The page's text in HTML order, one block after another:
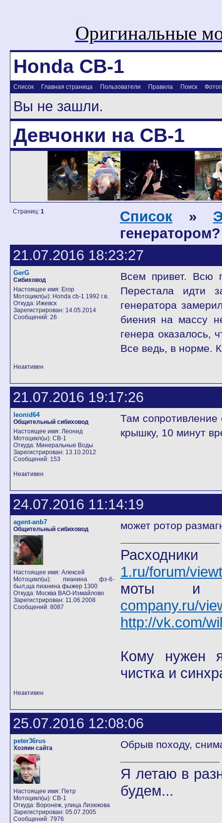
Оригинальные
Honda CB-1
Список Главная страница Пользователи Правила Поиск
Вы не зашли.
Девчонки на CB-1
Страниц: 1 Список »
генератором?
21.07.2016 18:23:27
GerG
Сибиховод
Настоящее имя: Егор
Мотоцикл(ы): Honda cb-1 1992 г.в.
Откуда: Ижевск
Зарегистрирован: 14.05.2014
Сообщений: 26
Всем привет. Всю
Перестала идти
генератора
биения на массу
генера оказалось,
Все ведь, в норме.
Неактивен
21.07.2016 19:17:26
leonid64
Общительный сибиховод
Настоящее имя: Леонид
Мотоцикл(ы): СВ-1
Откуда: Минеральные Воды
Зарегистрирован: 13.10.2012
Сообщений: 153
Там
крышку, 10 минут
Неактивен
24.07.2016 11:14:19
agent-anb7
Общительный сибиховод
Настоящее имя: Алексей
Мотоцикл(ы): пианина фз-6-
был,ща пианина фыжер 1300
Откуда: Москва ВАО-Измайлово
Зарегистрирован: 11.06.2008
Сообщений: 8087
может ротор
1.ru/forum/
company.ru/
http://vk.com/
Кому нужен
чистка и
Неактивен
25.07.2016 12:08:06
peter36rus
Хозяин сайта
Настоящее имя: Петр
Мотоцикл(ы): CB-1
Откуда: Воронеж, улица Лизюкова
Зарегистрирован: 05.07.2005
Сообщений: 7976
Обрыв походу,
Я летаю в
будем...